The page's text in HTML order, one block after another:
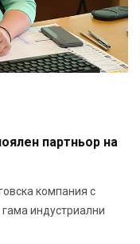
партньор на
компания с
индустриални